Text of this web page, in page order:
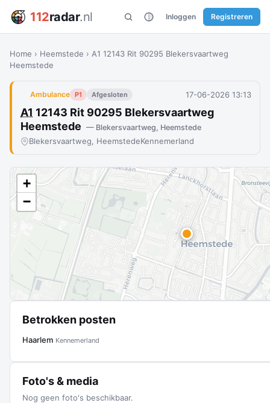
112radar.nl Inloggen Registreren
Home › Heemstede › A1 12143 Rit 90295 Blekersvaartweg
Heemstede
Ambulance P1 Afgesloten 17-06-2026 13:13
A1 12143 Rit 90295 Blekersvaartweg
Heemstede — Blekersvaartweg, Heemstede
Blekersvaartweg, HeemstedeKennemerland
+
−
Betrokken posten
Haarlem Kennemerland
Foto's & media
Nog geen foto's beschikbaar.